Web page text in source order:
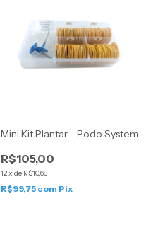
Mini Kit Plantar - Podo System
R$105,00
12x de R$10,68
R$99,75 com Pix